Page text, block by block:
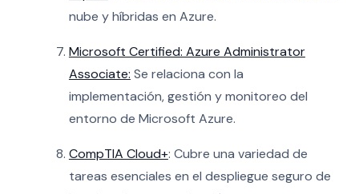
nube y híbridas en Azure.
Microsoft Certified: Azure Administrator
Associate: Se relaciona con la
implementación, gestión y monitoreo del
entorno de Microsoft Azure.
CompTIA Cloud+: Cubre una variedad de
tareas esenciales en el despliegue seguro de